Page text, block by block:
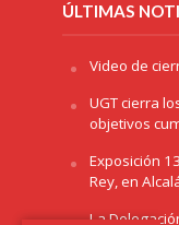
ÚLTIMAS
Video de
UGT cierra
objetivos
Exposición
Rey, en
La